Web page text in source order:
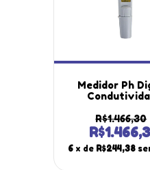
Medidor Ph
Temperatura
Caneta Hold
Portátil
R$1.466,30
6 x de R$244,38